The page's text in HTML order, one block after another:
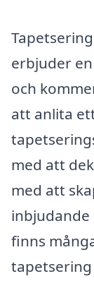
erbjuder
och
att anlita
med att
med att
inbjudande
finns
tapetsering